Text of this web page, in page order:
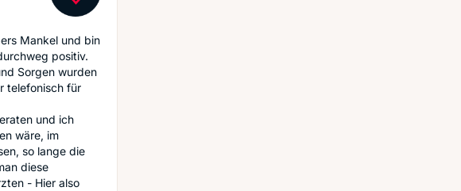
Mankel und bin
positiv.
Sorgen wurden
telefonisch für
und ich
wäre, im
so lange die
diese
- Hier also